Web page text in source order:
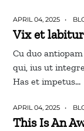
APRIL 04, 2025
Vix et
Cu duo
qui, ius ut
Has et impetus…
APRIL 04, 2025
This Is An